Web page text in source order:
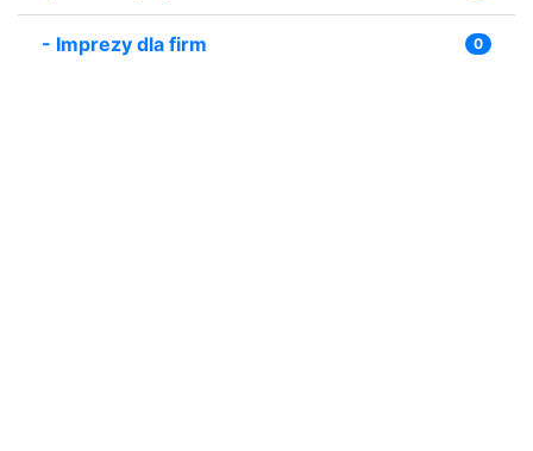
- Imprezy dla firm 0